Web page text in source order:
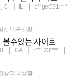
0 IL b**ger091****
상/미국생활
수있는 사이트
GA h**123****
상/미국생활